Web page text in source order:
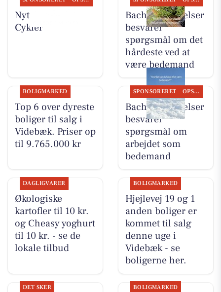
Nyt fra Per P.
Cykler
Bachs Begravelser
besvarer
spørgsmål om det
hårdeste ved at
være bedemand
BOLIGMARKED
Top 6 over dyreste
boliger til salg i
Videbæk. Priser op
til 9.765.000 kr
SPONSORERET OPSLAGSTAVLEN
Bachs Begravelser
besvarer
spørgsmål om
arbejdet som
bedemand
DAGLIGVARER
Økologiske
kartofler til 10 kr.
og Cheasy yoghurt
til 10 kr. - se de
lokale tilbud
BOLIGMARKED
Hjejlevej 19 og 1
anden boliger er
kommet til salg
denne uge i
Videbæk - se
boligerne her.
DET SKER BOLIGMARKED